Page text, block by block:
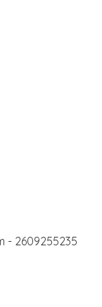
- 2609255235